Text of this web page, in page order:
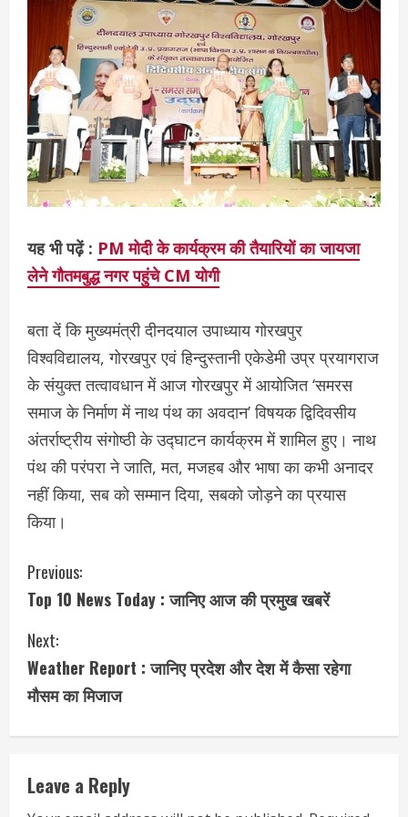
यह भी पढ़ें : PM मोदी के कार्यक्रम की तैयारियों का जायजा
लेने गौतमबुद्ध नगर पहुंचे CM योगी
बता दें क‍ि मुख्‍यमंत्री दीनदयाल उपाध्याय गोरखपुर
विश्वविद्यालय, गोरखपुर एवं हिन्दुस्तानी एकेडेमी उप्र प्रयागराज
के संयुक्त तत्वावधान में आज गोरखपुर में आयोजित ‘समरस
समाज के निर्माण में नाथ पंथ का अवदान’ विषयक द्विदिवसीय
अंतर्राष्ट्रीय संगोष्ठी के उद्घाटन कार्यक्रम में शाम‍िल हुए। नाथ
पंथ की परंपरा ने जाति, मत, मजहब और भाषा का कभी अनादर
नहीं किया, सब को सम्मान दिया, सबको जोड़ने का प्रयास
किया।
C
o
n
t
i
n
u
Previous:
Top 10 News Today : जानिए आज की प्रमुख खबरें
Next:
Weather Report : जानिए प्रदेश और देश में कैसा रहेगा
मौसम का मिजाज
Leave a Reply